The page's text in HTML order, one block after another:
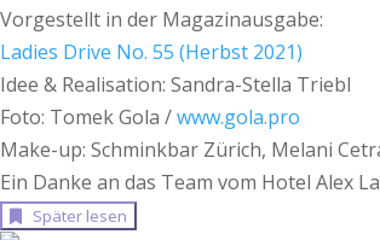
Vorgestellt in der Magazinausgabe:
Ladies Drive No. 55 (Herbst 2021)
Idee & Realisation: Sandra-Stella Triebl
Foto: Tomek Gola /www.gola.pro
Make-up: Schminkbar Zürich, Melani
Ein Danke an das Team vom Hotel Alex
Später lesen